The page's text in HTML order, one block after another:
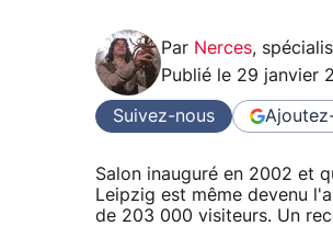
Par Nerces,
Publié le 29 janvier
Suivez-nous
Salon inauguré en 2002 et
Leipzig est même devenu
de 203 000 visiteurs. Un